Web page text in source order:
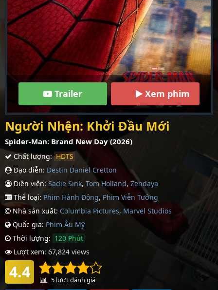
Trailer Xem phim
Người Nhện: Khởi Đầu Mới
Spider-Man: Brand New Day (2026)
Chất lượng: HDTS
Đạo diễn: Destin Daniel Cretton
Diễn viên: Sadie Sink, Tom Holland, Zendaya
Thể loại: Phim Hành Động, Phim Viễn Tưởng
Nhà sản xuất: Columbia Pictures, Marvel Studios
Quốc gia: Phim Âu Mỹ
Thời lượng: 120 Phút
Lượt xem: 67,824 views
4.4 5 lượt đánh giá